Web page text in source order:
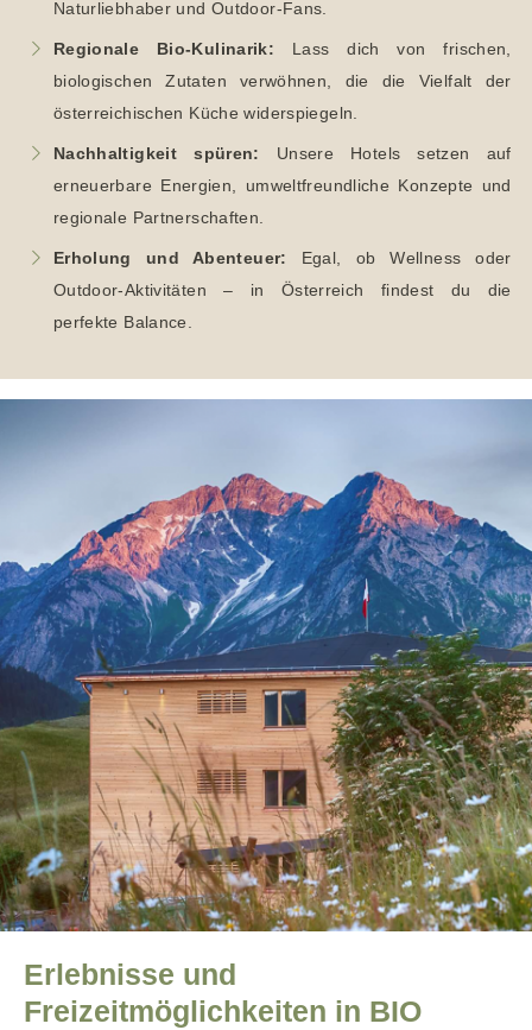
Naturliebhaber und Outdoor-Fans.
Regionale Bio-Kulinarik:
Lass dich von frischen,
biologischen Zutaten verwöhnen, die die Vielfalt der
österreichischen Küche widerspiegeln.
Nachhaltigkeit spüren: Unsere Hotels setzen auf
erneuerbare Energien, umweltfreundliche Konzepte und
regionale Partnerschaften.
Erholung und Abenteuer: Egal, ob Wellness oder
Outdoor-Aktivitäten – in Österreich findest du die
perfekte Balance.
Erlebnisse und
Freizeitmöglichkeiten in BIO